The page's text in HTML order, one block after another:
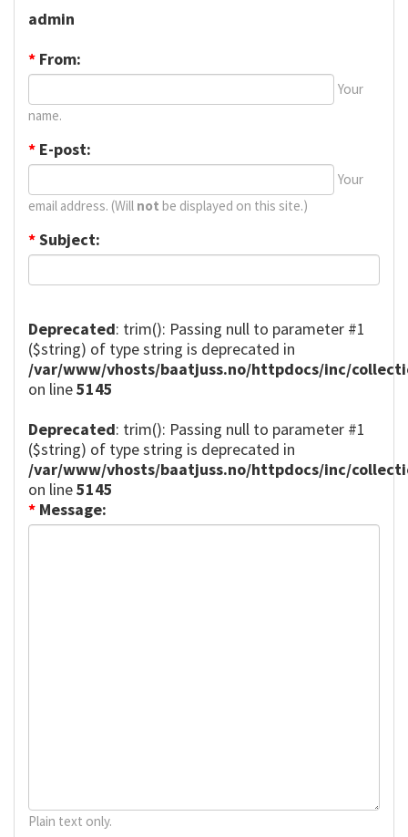
admin
* From:
Your
name.
* E-post:
Your
email address. (Will not be displayed on this site.)
*Subject:
Deprecated: trim(): Passing null to parameter #1
($string) of type string is deprecated in
/var/www/vhosts/baatjuss.no/httpdocs/inc/
on line5145
Deprecated: trim(): Passing null to parameter #1
($string) of type string is deprecated in
/var/www/vhosts/baatjuss.no/httpdocs/inc/
on line5145
* Message:
Plain text only.